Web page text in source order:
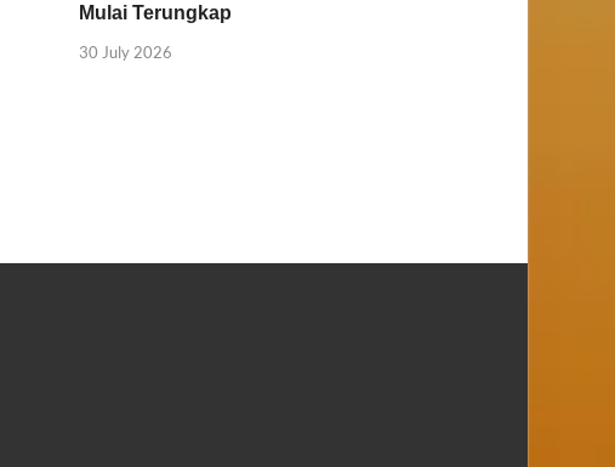
Mulai Terungkap
30 July 2026